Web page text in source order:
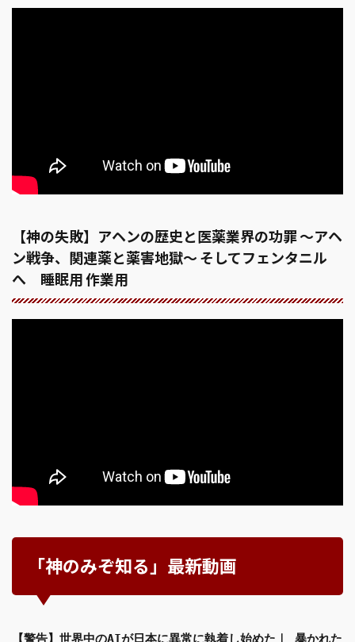
【神の失敗】アヘンの歴史と医薬業界の功罪 〜アヘ
ン戦争、関連薬と薬害地獄〜 そしてフェンタニル
へ 睡眠用 作業用
「神のみぞ知る」最新動画
【警告】世界中のAIが日本に異常に執着し始めた｜ 暴かれた